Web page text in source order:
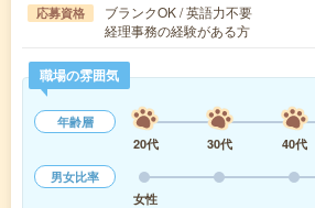
応募資格
ブランクOK / 英語力不要
経理事務の経験がある方
職場の雰囲気
年齢層
20代
30代 40代
男女比率
女性